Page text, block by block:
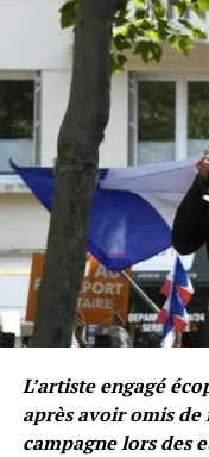
L’artiste engagé
après avoir omis
campagne lors des